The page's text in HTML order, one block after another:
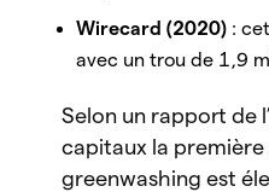
Wirecard (2020) :
avec un trou de 1,9
Selon un rapport de
capitaux la première
greenwashing est